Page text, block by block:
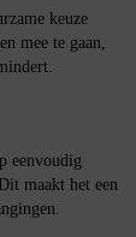
keuze
mee te gaan,
eenvoudig
maakt het een